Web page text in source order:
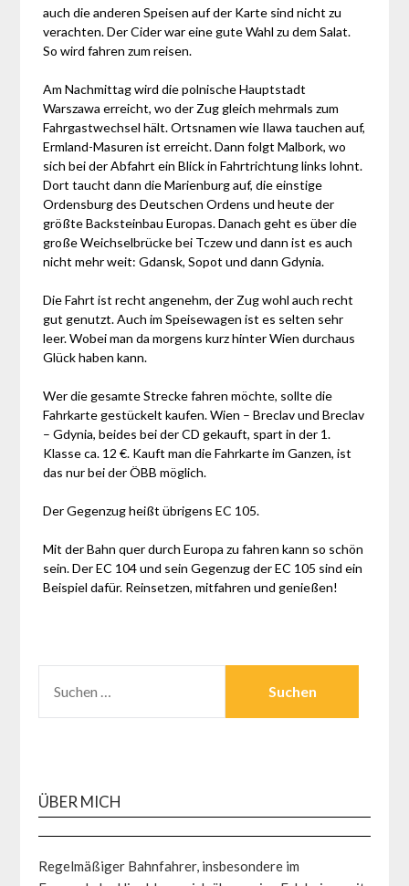
auch die anderen Speisen auf der Karte sind nicht zu
verachten. Der Cider war eine gute Wahl zu dem Salat.
So wird fahren zum reisen.
Am Nachmittag wird die polnische Hauptstadt
Warszawa erreicht, wo der Zug gleich mehrmals zum
Fahrgastwechsel hält. Ortsnamen wie Ilawa tauchen auf,
Ermland-Masuren ist erreicht. Dann folgt Malbork, wo
sich bei der Abfahrt ein Blick in Fahrtrichtung links lohnt.
Dort taucht dann die Marienburg auf, die einstige
Ordensburg des Deutschen Ordens und heute der
größte Backsteinbau Europas. Danach geht es über die
große Weichselbrücke bei Tczew und dann ist es auch
nicht mehr weit: Gdansk, Sopot und dann Gdynia.
Die Fahrt ist recht angenehm, der Zug wohl auch recht
gut genutzt. Auch im Speisewagen ist es selten sehr
leer. Wobei man da morgens kurz hinter Wien durchaus
Glück haben kann.
Wer die gesamte Strecke fahren möchte, sollte die
Fahrkarte gestückelt kaufen. Wien – Breclav und Breclav
– Gdynia, beides bei der CD gekauft, spart in der 1.
Klasse ca. 12 €. Kauft man die Fahrkarte im Ganzen, ist
das nur bei der ÖBB möglich.
Der Gegenzug heißt übrigens EC 105.
Mit der Bahn quer durch Europa zu fahren kann so schön
sein. Der EC 104 und sein Gegenzug der EC 105 sind ein
Beispiel dafür. Reinsetzen, mitfahren und genießen!
NACH:
ÜBER MICH
Regelmäßiger Bahnfahrer, insbesondere im